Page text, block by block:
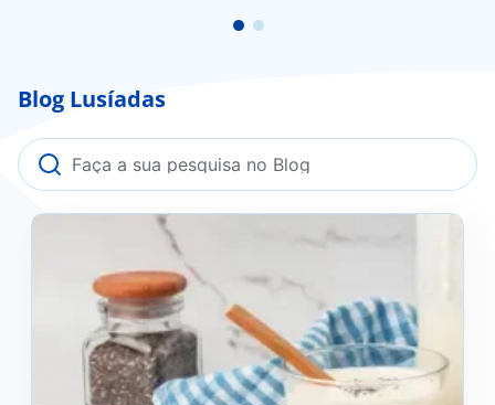
Blog Lusíadas
Kefir: O que é e os seus benefícios?